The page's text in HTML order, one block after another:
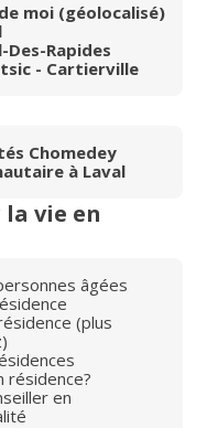
moi (géolocalisé)
Des-Rapides
- Cartierville
Chomedey
à Laval
vie en
âgées
(plus
résidence?
en